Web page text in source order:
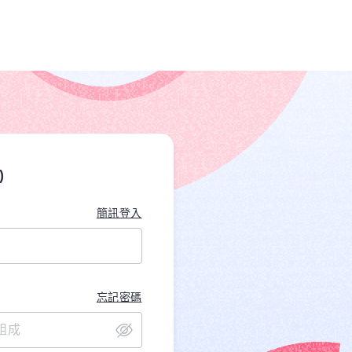
簡訊登入
忘記密碼